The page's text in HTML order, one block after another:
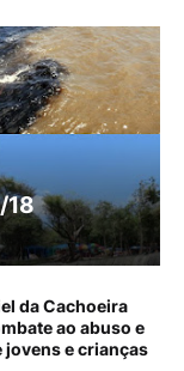
18
da Cachoeira
ao abuso e
jovens e crianças